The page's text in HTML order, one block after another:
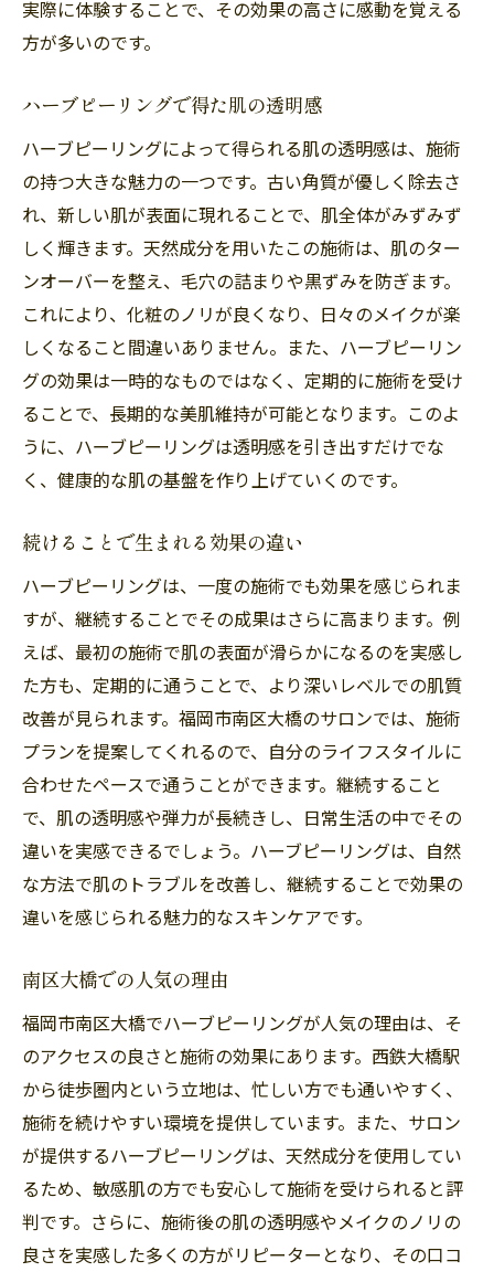
ングの魅力
透明感が上がるメカニズム
施術で感じた肌の違い
ハーブピーリングで得た自身の変化
福岡市南区大橋の注目施術
ハーブピーリングで自信を取り戻す福岡市南区
大橋の実体験
自信回復に繋がった理由
施術前後の心理的変化
体験者が語る自信の変化
施術後の生活の変化
福岡市南区大橋での信頼のサロン
実際に体験することで、その効果の高さに感動を覚える
方が多いのです。
ハーブピーリングで得た肌の透明感
ハーブピーリングによって得られる肌の透明感は、施術
の持つ大きな魅力の一つです。古い角質が優しく除去さ
れ、新しい肌が表面に現れることで、肌全体がみずみず
しく輝きます。天然成分を用いたこの施術は、肌のター
ンオーバーを整え、毛穴の詰まりや黒ずみを防ぎます。
これにより、化粧のノリが良くなり、日々のメイクが楽
しくなること間違いありません。また、ハーブピーリン
グの効果は一時的なものではなく、定期的に施術を受け
ることで、長期的な美肌維持が可能となります。このよ
うに、ハーブピーリングは透明感を引き出すだけでな
く、健康的な肌の基盤を作り上げていくのです。
続けることで生まれる効果の違い
ハーブピーリングは、一度の施術でも効果を感じられま
すが、継続することでその成果はさらに高まります。例
えば、最初の施術で肌の表面が滑らかになるのを実感し
た方も、定期的に通うことで、より深いレベルでの肌質
改善が見られます。福岡市南区大橋のサロンでは、施術
プランを提案してくれるので、自分のライフスタイルに
合わせたペースで通うことができます。継続すること
で、肌の透明感や弾力が長続きし、日常生活の中でその
違いを実感できるでしょう。ハーブピーリングは、自然
な方法で肌のトラブルを改善し、継続することで効果の
違いを感じられる魅力的なスキンケアです。
南区大橋での人気の理由
福岡市南区大橋でハーブピーリングが人気の理由は、そ
のアクセスの良さと施術の効果にあります。西鉄大橋駅
から徒歩圏内という立地は、忙しい方でも通いやすく、
施術を続けやすい環境を提供しています。また、サロン
が提供するハーブピーリングは、天然成分を使用してい
るため、敏感肌の方でも安心して施術を受けられると評
判です。さらに、施術後の肌の透明感やメイクのノリの
良さを実感した多くの方がリピーターとなり、その口コ